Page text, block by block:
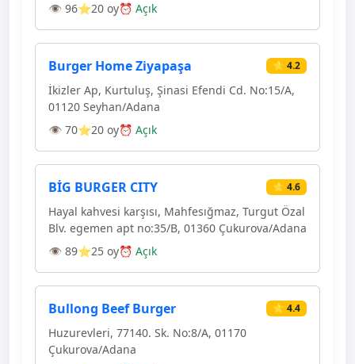
👁 96⭐20 oy⏰ Açık
Burger Home Ziyapaşa ⭐ 4.2
İkizler Ap, Kurtuluş, Şinasi Efendi Cd. No:15/A,
01120 Seyhan/Adana
👁 70⭐20 oy⏰ Açık
BİG BURGER CITY ⭐ 4.6
Hayal kahvesi karşısı, Mahfesığmaz, Turgut Özal
Blv. egemen apt no:35/B, 01360 Çukurova/Adana
👁 89⭐25 oy⏰ Açık
Bullong Beef Burger ⭐ 4.4
Huzurevleri, 77140. Sk. No:8/A, 01170
Çukurova/Adana